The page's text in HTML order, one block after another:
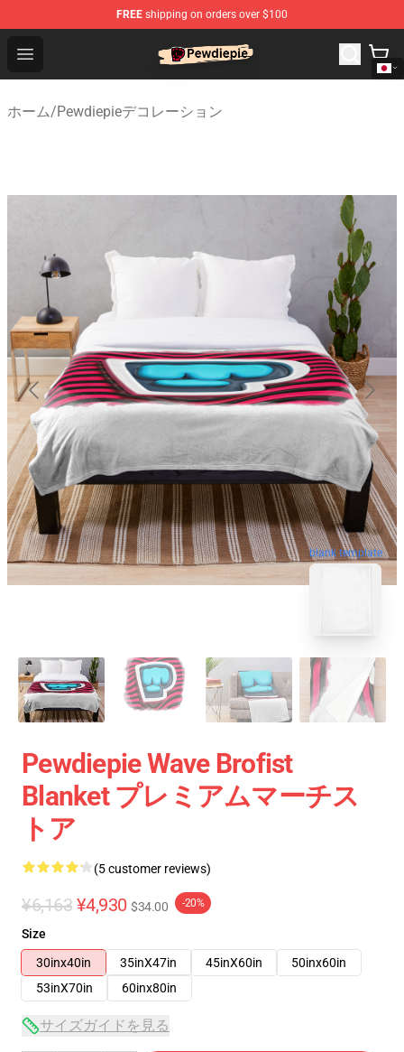
FREE shipping on orders over $100
Open menu
PewDiePie Store - Official PewDiePie Merchandise Shop
ホーム/Pewdiepieデコレーション
blank template
Pewdiepie Wave Brofist
Blanket プレミアムマーチス
トア
(5 customer reviews)
¥6,163 ¥4,930 $34.00 -20%
Size
30inx40in
35inX47in 45inX60in
50inx60in
53inX70in
60inx80in
サイズガイドを見る